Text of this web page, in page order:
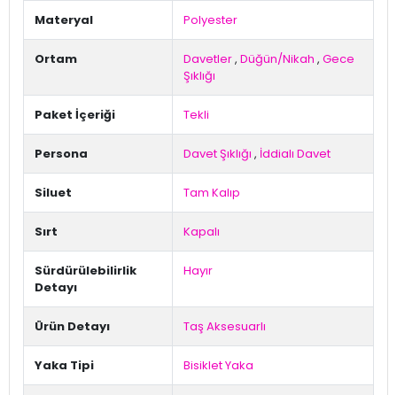
Materyal Polyester
Ortam Davetler, Düğün/Nikah , Gece
Şıklığı
Paket İçeriği Tekli
Persona Davet Şıklığı , İddialı Davet
Siluet Tam Kalıp
Sırt Kapalı
Sürdürülebilirlik
Detayı
Hayır
Ürün Detayı Taş Aksesuarlı
Yaka Tipi Bisiklet Yaka